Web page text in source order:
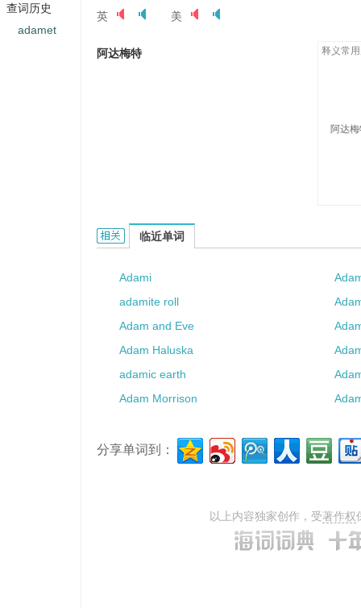
英 美
阿达梅特 释义常
阿达
Adamet的相关资料：
临近单词
Adami
adamite roll
Adam and Eve
Adam Haluska
adamic earth
Adam Morrison
分享单词到：
以上内容独家创作，受著作权
查词历史
adamet